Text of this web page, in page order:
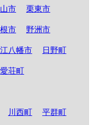
市 栗東市
市 野洲市
八幡市 日野町
愛荘町
川西町 平群町